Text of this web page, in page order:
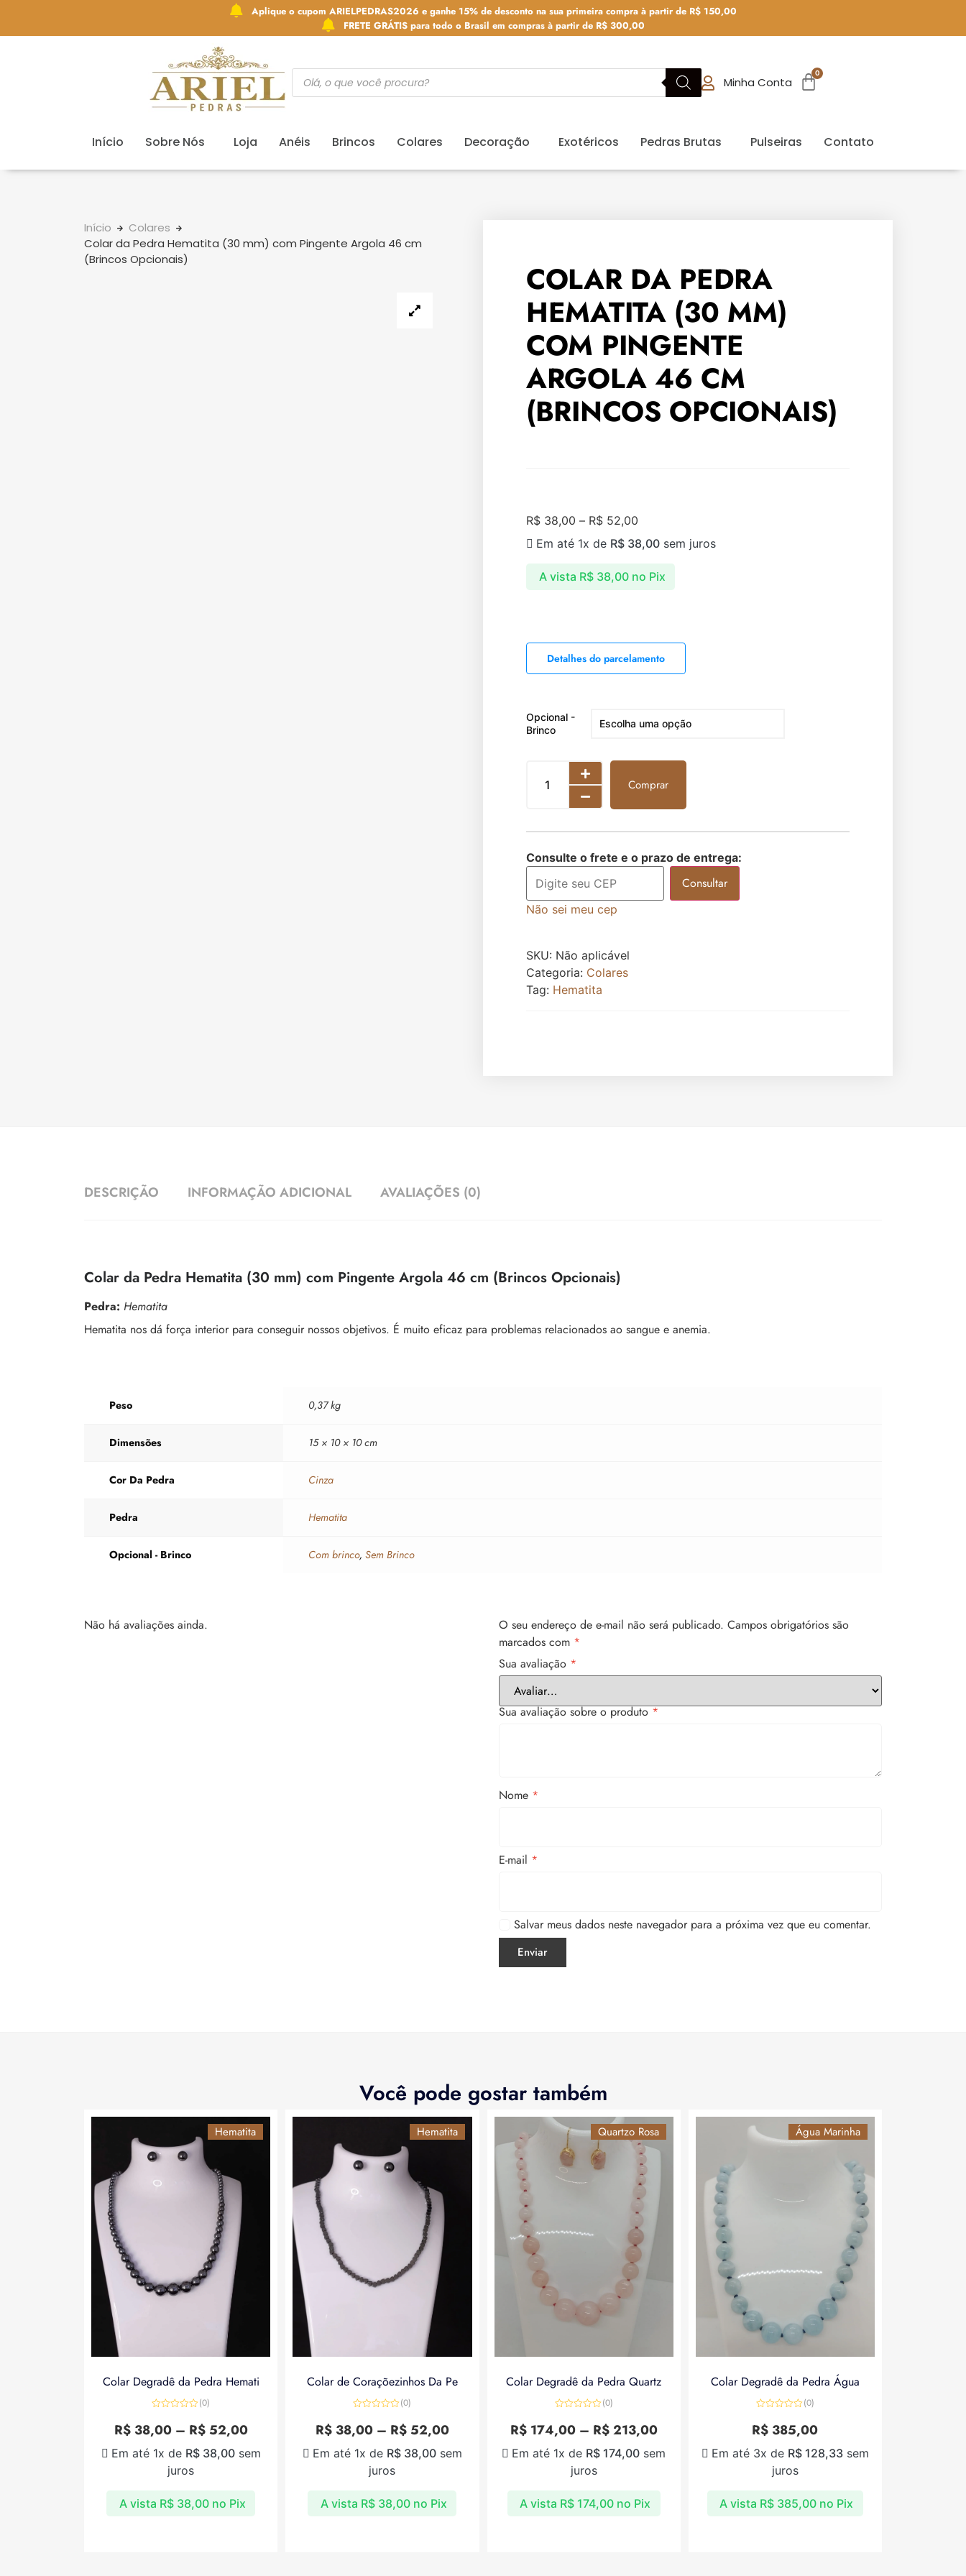
Aplique o cupom ARIELPEDRAS2026 e ganhe 15% de desconto na sua primeira compra à partir de R$ 150,00
FRETE GRÁTIS para todo o Brasil em compras à partir de R$ 300,00
Minha Conta
Início Sobre Nós Loja Anéis Brincos Colares Decoração Exotéricos Pedras Brutas Pulseiras Contato
Início
Colares
Colar da Pedra Hematita (30 mm) com Pingente Argola 46 cm
(Brincos Opcionais)
COLAR DA PEDRA
HEMATITA (30 MM)
COM PINGENTE
ARGOLA 46 CM
(BRINCOS OPCIONAIS)
R$ 38,00 – R$ 52,00
A vista R$38,00 no Pix
Em até 1x de R$ 38,00 sem juros
Detalhes do parcelamento
Opcional -
Brinco
Comprar
Consulte o frete e o prazo de entrega:
Consultar
Não sei meu cep
SKU: Não aplicável
Categoria: Colares
Tag: Hematita
DESCRIÇÃO INFORMAÇÃO ADICIONAL AVALIAÇÕES (0)
Colar da Pedra Hematita (30 mm) com Pingente Argola 46 cm (Brincos Opcionais)
Pedra: Hematita
Hematita nos dá força interior para conseguir nossos objetivos. É muito eficaz para problemas relacionados ao sangue e anemia.
Peso 0,37 kg
Dimensões 15 × 10 × 10 cm
Cor Da Pedra Cinza
Pedra Hematita
Opcional - Brinco Com brinco, Sem Brinco
Não há avaliações ainda. O seu endereço de e-mail não será publicado. Campos obrigatórios são
marcados com *
Sua avaliação *
Sua avaliação sobre o produto*
Nome *
E-mail *
Salvar meus dados neste navegador para a próxima vez que eu comentar.
Você pode gostar também
Hematita
Colar Degradê da Pedra Hemati
0
de
(0)
R$38,00– R$52,00
A vista R$38,00 no Pix
Em até 1x de R$38,00sem
juros
Hematita
Colar de Coraçõezinhos Da Pe
0
de
(0)
R$38,00– R$52,00
A vista R$38,00 no Pix
Em até 1x de R$38,00sem
juros
Quartzo Rosa
Colar Degradê da Pedra Quartz
de
(0)
R$174,00– R$213,00
A vista R$ 174,00 no Pix
Em até 1x de R$ 174,00 sem
juros
Água Marinha
Colar Degradê da Pedra Água
0
de
(0)
R$ 385,00
A vista R$ 385,00 no Pix
Em até 3x de R$128,33sem
juros